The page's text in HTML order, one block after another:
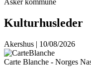
Asker kommune
Kulturhusleder
Akershus | 10/08/2026
Carte Blanche - Norges